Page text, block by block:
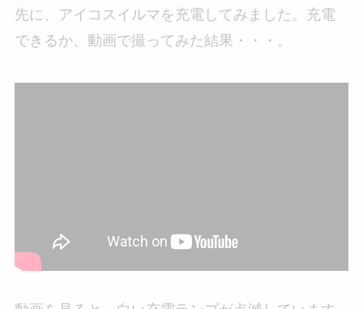
先に、アイコスイルマを充電してみました。充電
できるか、動画で撮ってみた結果・・・。